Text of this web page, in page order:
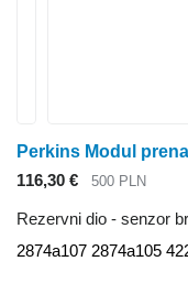
116,30 € 500 PLN
Rezervni dio - senzor
2874a107 2874a105